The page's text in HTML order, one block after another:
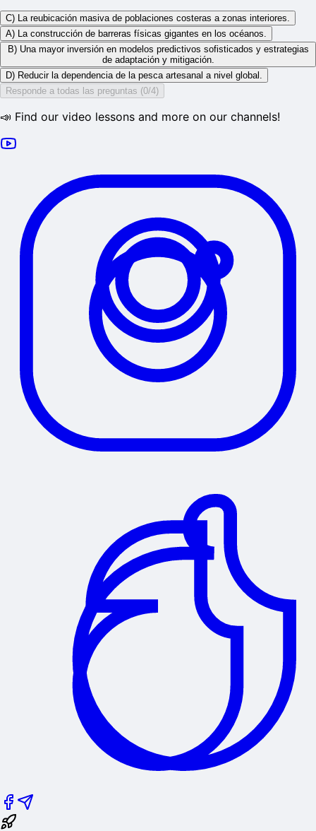
C) La reubicación masiva de poblaciones costeras a zonas interiores.
A) La construcción de barreras físicas gigantes en los océanos.
B) Una mayor inversión en modelos predictivos sofisticados y estrategias
de adaptación y mitigación.
D) Reducir la dependencia de la pesca artesanal a nivel global.
Responde a todas las preguntas (0/4)
📣 Find our video lessons and more on our channels!